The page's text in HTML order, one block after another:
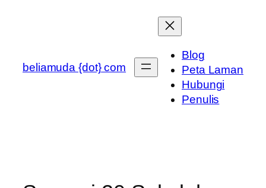
beliamuda {dot} com
Blog
Peta Laman
Hubungi
Penulis